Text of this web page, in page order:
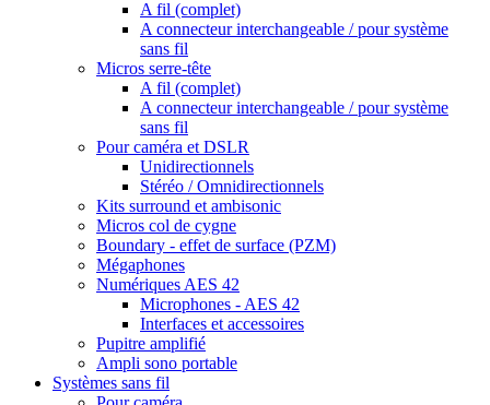
A fil (complet)
A connecteur interchangeable / pour système
sans fil
Micros serre-tête
A fil (complet)
A connecteur interchangeable / pour système
sans fil
Pour caméra et DSLR
Unidirectionnels
Stéréo / Omnidirectionnels
Kits surround et ambisonic
Micros col de cygne
Boundary - effet de surface (PZM)
Mégaphones
Numériques AES 42
Microphones - AES 42
Interfaces et accessoires
Pupitre amplifié
Ampli sono portable
Systèmes sans fil